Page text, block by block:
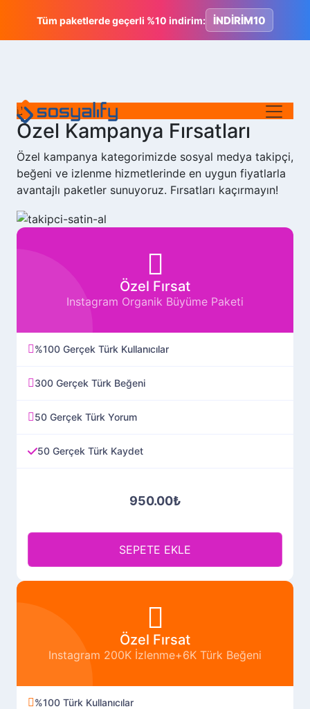
Tüm paketlerde geçerli %10 indirim: İNDİRİM10
Özel Kampanya Fırsatları
Özel kampanya kategorimizde sosyal medya takipçi,
beğeni ve izlenme hizmetlerinde en uygun fiyatlarla
avantajlı paketler sunuyoruz. Fırsatları kaçırmayın!
Özel Fırsat
Instagram Organik Büyüme Paketi
%100 Gerçek Türk Kullanıcılar
300 Gerçek Türk Beğeni
50 Gerçek Türk Yorum
50 Gerçek Türk Kaydet
950.00₺
SEPETE EKLE
Özel Fırsat
Instagram 200K İzlenme+6K Türk Beğeni
%100 Türk Kullanıcılar